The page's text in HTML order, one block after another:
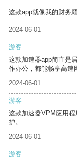
这款app就像我的财务
2024-06-01
游客
这款加速器app简直是
作办公，都能畅享高速
2024-06-01
游客
这款加速器VPM应用
护。
2024-06-01
游客